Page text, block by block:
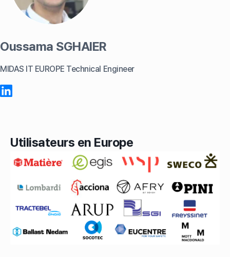
Oussama SGHAIER
MIDAS IT EUROPE Technical Engineer
Utilisateurs en Europe